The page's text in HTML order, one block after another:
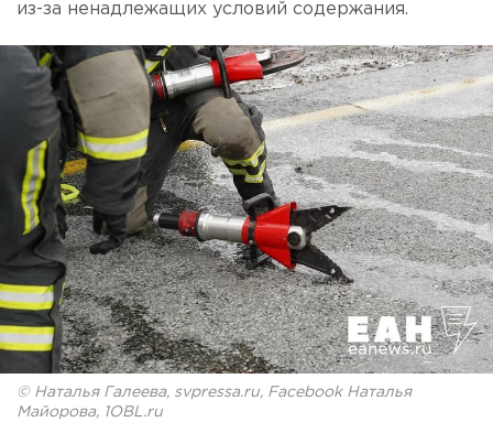
из-за ненадлежащих условий содержания.
© Наталья Галеева, svpressa.ru, Facebook Наталья
Майорова, 1OBL.ru